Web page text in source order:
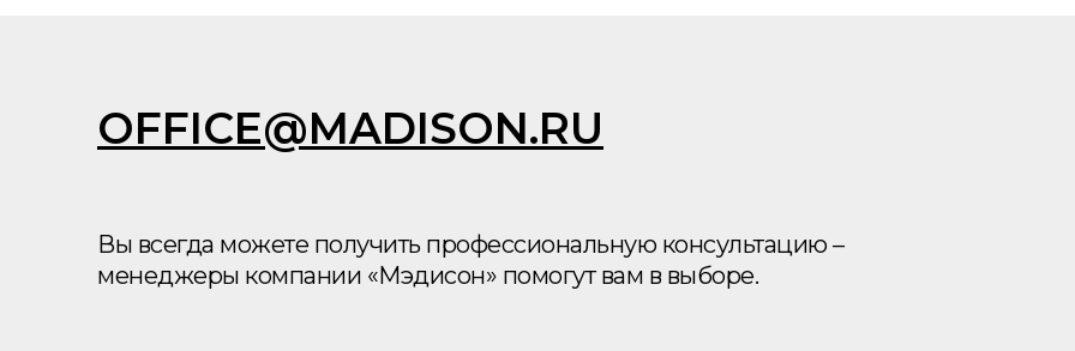
Вы всегда можете получить профессиональную консультацию –
менеджеры компании «Мэдисон» помогут вам в выборе.
OFFICE@MADISON.RU